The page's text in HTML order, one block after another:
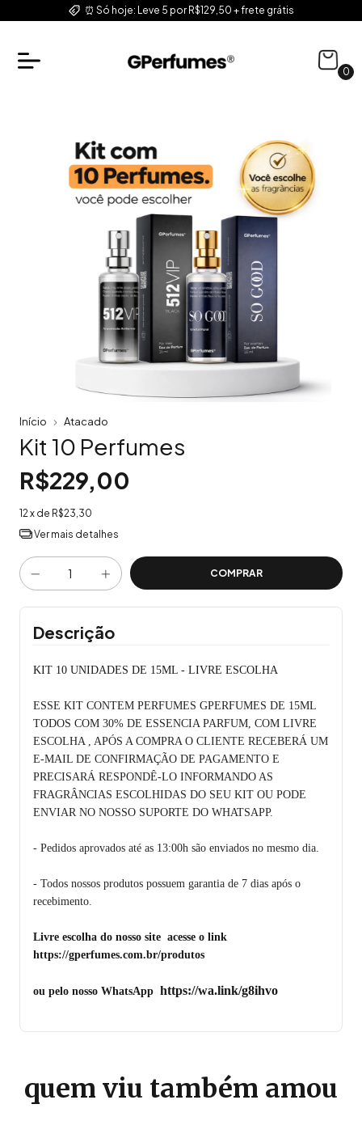
⏰ Só hoje: Leve 5 por R$129,50 + frete grátis
0
Início Atacado
Kit 10 Perfumes
R$229,00
12 x de R$23,30
Ver mais detalhes
Descrição
KIT 10 UNIDADES DE 15ML - LIVRE ESCOLHA
ESSE KIT CONTEM PERFUMES GPERFUMES DE 15ML
TODOS COM 30% DE ESSENCIA PARFUM, COM LIVRE
ESCOLHA , APÓS A COMPRA O CLIENTE RECEBERÁ UM
E-MAIL DE CONFIRMAÇÃO DE PAGAMENTO E
PRECISARÁ RESPONDÊ-LO INFORMANDO AS
FRAGRÂNCIAS ESCOLHIDAS DO SEU KIT OU PODE
ENVIAR NO NOSSO SUPORTE DO WHATSAPP.
- Pedidos aprovados até as 13:00h são enviados no mesmo dia.
- Todos nossos produtos possuem garantia de 7 dias após o
recebimento.
Livre escolha do nosso site acesse o link
https://gperfumes.com.br/produtos
ou pelo nosso WhatsApp https://wa.link/g8ihvo
quem viu também amou